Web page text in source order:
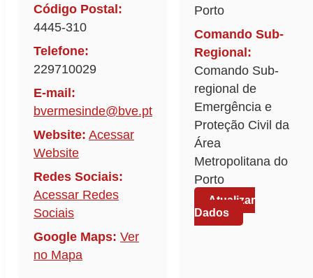
Código Postal:
4445-310
Telefone:
229710029
E-mail:
bvermesinde@bve.pt
Website: Acessar
Website
Redes Sociais:
Acessar Redes
Sociais
Google Maps: Ver
no Mapa
Porto
Comando Sub-
Regional:
Comando Sub-
regional de
Emergência e
Proteção Civil da
Área
Metropolitana do
Porto
Atualizar
Dados